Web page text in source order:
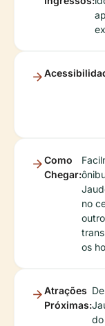
Como
Chegar:
no
os
Atrações
Próximas: